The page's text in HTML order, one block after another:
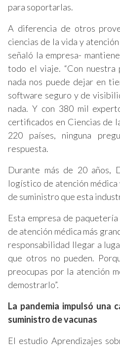
para soportarlas.
A diferencia de otros
ciencias de la vida y
señaló la empresa-
todo el viaje. “Con
nada nos puede dejar en
software seguro y de
nada. Y con 380 mil
certificados en Ciencias de
220 países, ninguna
respuesta.
Durante más de 20 años,
logístico de atención
de suministro que esta
Esta empresa de
de atención médica más
responsabilidad llegar a
que otros no pueden.
preocupas por la atención
demostrarlo”.
La pandemia impulsó una
suministro de vacunas
El estudio Aprendizajes